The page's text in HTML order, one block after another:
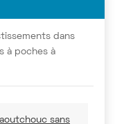
dans
à poches à
sans